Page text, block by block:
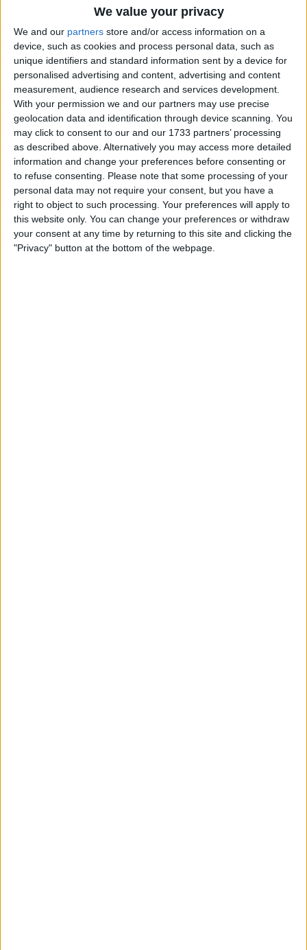
We value your privacy
We and our partners store and/or access information on a
device, such as cookies and process personal data, such as
unique identifiers and standard information sent by a device for
personalised advertising and content, advertising and content
measurement, audience research and services development.
With your permission we and our partners may use precise
geolocation data and identification through device scanning. You
may click to consent to our and our 1733 partners’ processing
as described above. Alternatively you may access more detailed
information and change your preferences before consenting or
to refuse consenting.
Please note that some processing of your
personal data may not require your consent, but you have a
right to object to such processing. Your preferences will apply to
this website only. You can change your preferences or withdraw
your consent at any time by returning to this site and clicking the
"Privacy" button at the bottom of the webpage.
"No sábado fiquei um pouco desiludido (2º
classificado na Omloop Het Nieuwsblad), porque
podia ter ganho. Mas agora estou feliz", continua
Magnier, que tem sido apontado pela sua equipa
como "o novo Tom Boonen". "O Mathieu veio com
uma aceleração. Já tinha sido uma luta enorme para
estar na roda dele. No final, ele conseguiu acelerar
com uma força que nós já não tínhamos".